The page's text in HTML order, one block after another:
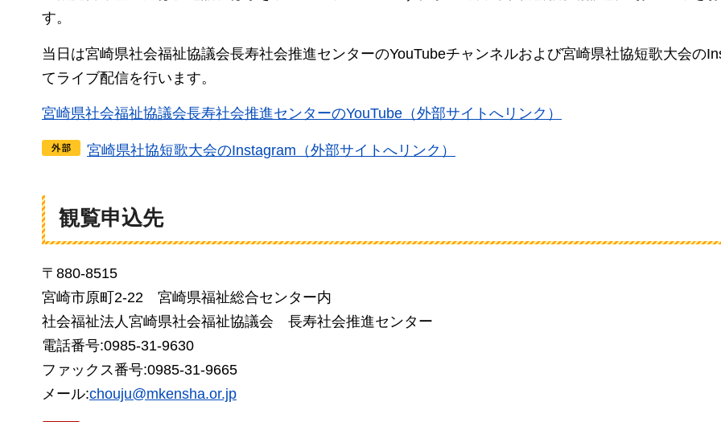
す。
当日は宮崎県社会福祉協議会長寿社会推進センターのYouTubeチャンネルおよび宮崎県社協短歌大会の
てライブ配信を行います。
宮崎県社会福祉協議会長寿社会推進センターのYouTube（外部サイトへリンク）
宮崎県社協短歌大会のInstagram（外部サイトへリンク）
観覧申込先
〒880-8515
宮崎市原町2-22
宮崎県福祉総合センター内
社会福祉法人宮崎県社会福祉協議会
長寿社会推進センター
電話番号:0985-31-9630
ファックス番号:0985-31-9665
メール:chouju@mkensha.or.jp